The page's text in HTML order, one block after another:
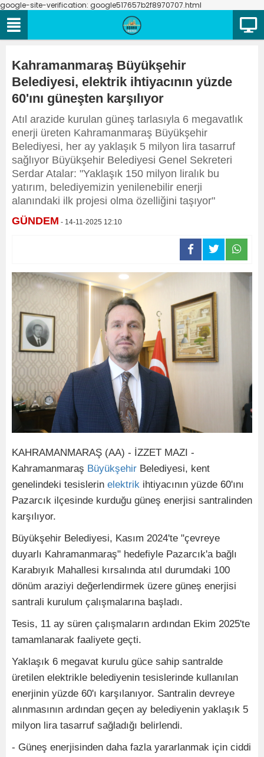
google-site-verification: google517657b2f8970707.html
Kahramanmaraş Büyükşehir
Belediyesi, elektrik ihtiyacının yüzde
60'ını güneşten karşılıyor
Atıl arazide kurulan güneş tarlasıyla 6 megavatlık
enerji üreten Kahramanmaraş Büyükşehir
Belediyesi, her ay yaklaşık 5 milyon lira tasarruf
sağlıyor Büyükşehir Belediyesi Genel Sekreteri
Serdar Atalar: "Yaklaşık 150 milyon liralık bu
yatırım, belediyemizin yenilenebilir enerji
alanındaki ilk projesi olma özelliğini taşıyor"
GÜNDEM - 14-11-2025 12:10
KAHRAMANMARAŞ (AA) - İZZET MAZI -
Kahramanmaraş Büyükşehir Belediyesi, kent
genelindeki tesislerin elektrik ihtiyacının yüzde 60'ını
Pazarcık ilçesinde kurduğu güneş enerjisi santralinden
karşılıyor.
Büyükşehir Belediyesi, Kasım 2024'te "çevreye
duyarlı Kahramanmaraş" hedefiyle Pazarcık'a bağlı
Karabıyık Mahallesi kırsalında atıl durumdaki 100
dönüm araziyi değerlendirmek üzere güneş enerjisi
santrali kurulum çalışmalarına başladı.
Tesis, 11 ay süren çalışmaların ardından Ekim 2025'te
tamamlanarak faaliyete geçti.
Yaklaşık 6 megavat kurulu güce sahip santralde
üretilen elektrikle belediyenin tesislerinde kullanılan
enerjinin yüzde 60'ı karşılanıyor. Santralin devreye
alınmasının ardından geçen ay belediyenin yaklaşık 5
milyon lira tasarruf sağladığı belirlendi.
- Güneş enerjisinden daha fazla yararlanmak için ciddi